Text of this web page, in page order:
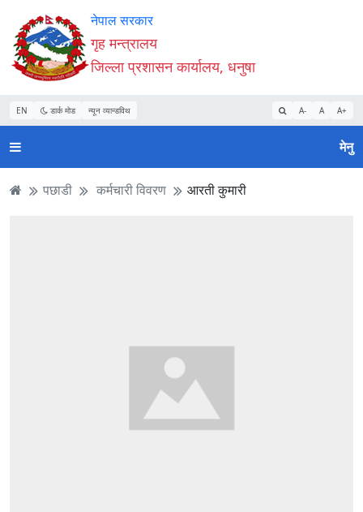
Accessibility
Mode
सुरु
गर्नुहोस्
सामाग्री
पढ्नुहाेस्
नेभिगेसन
पढ्नुहाेस्
वेबसाइट
खोजमा
जानुहोस्
नेपाल सरकार
गृह मन्त्रालय
जिल्ला प्रशासन कार्यालय, धनुषा
EN डार्क मोड न्यून व्यान्डविथ A- A A+
मेनु
पछाडी कर्मचारी विवरण आरती कुमारी